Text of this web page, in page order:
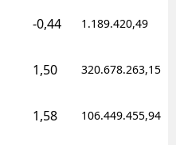
-0,44 1.189.420,49
1,50 320.678.263,15
1,58 106.449.455,94